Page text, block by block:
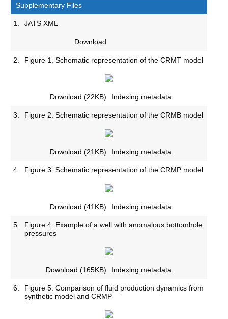
Supplementary Files
1. JATS XML
Download
2. Figure 1. Schematic representation of the CRMT model
Download (22KB) Indexing metadata
3. Figure 2. Schematic representation of the CRMB model
Download (21KB) Indexing metadata
4. Figure 3. Schematic representation of the CRMP model
Download (41KB) Indexing metadata
5.
Figure 4. Example of a well with anomalous bottomhole
pressures
Download (165KB) Indexing metadata
6.
Figure 5. Comparison of fluid production dynamics from
synthetic model and CRMP